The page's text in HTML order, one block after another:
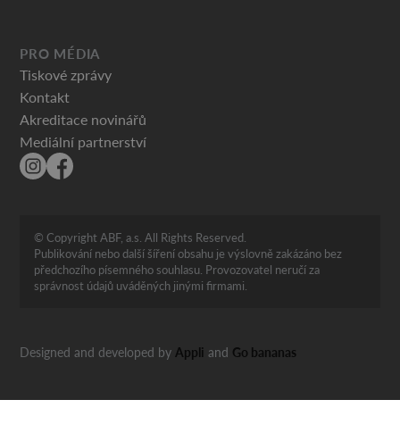
PRO MÉDIA
Tiskové zprávy
Kontakt
Akreditace novinářů
Mediální partnerství
© Copyright ABF, a.s. All Rights Reserved.
Publikování nebo další šíření obsahu je výslovně zakázáno bez
předchozího písemného souhlasu. Provozovatel neručí za
správnost údajů uváděných jinými firmami.
Designed and developed byAppli and Go bananas